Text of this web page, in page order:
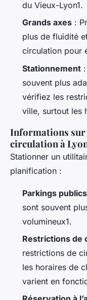
du Vieux-Lyon1.
Grands axes :
plus de fluidité
circulation pour
Stationnement
souvent plus
vérifiez les
ville, surtout les
Informations sur
circulation à
Stationner un
planification :
Parkings publics
sont souvent
volumineux1.
Restrictions de
restrictions de
les horaires de
varient en